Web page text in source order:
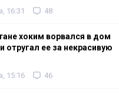
16:31 48
хоким ворвался в дом
ее за некрасивую
15:16 46